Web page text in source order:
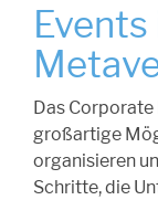
Das
großartige
organisieren
Schritte, die